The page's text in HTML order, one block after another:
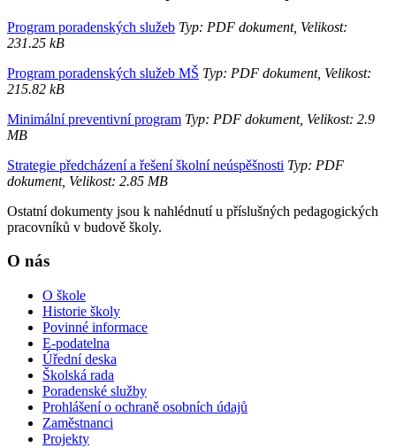
Program poradenských služeb Typ: PDF dokument, Velikost:
231.25 kB
Program poradenských služeb MŠ Typ: PDF dokument, Velikost:
215.82 kB
Minimální preventivní program Typ: PDF dokument, Velikost: 2.9
MB
Strategie předcházení a řešení školní neúspěšnosti Typ: PDF
dokument, Velikost: 2.85 MB
Ostatní dokumenty jsou k nahlédnutí u příslušných pedagogických
pracovníků v budově školy.
O nás
O škole
Historie školy
Povinné informace
E-podatelna
Úřední deska
Školská rada
Poradenské služby
Prohlášení o ochraně osobních údajů
Zaměstnanci
Projekty